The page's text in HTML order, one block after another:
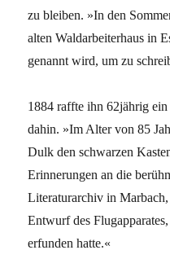
zu bleiben. »In den
alten Waldarbeiterhaus in
genannt wird, um zu
1884 raffte ihn 62jährig
dahin. »Im Alter von 85
Dulk den schwarzen
Erinnerungen an die
Literaturarchiv in
Entwurf des
erfunden hatte.«